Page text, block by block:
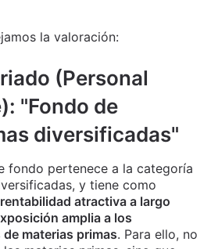
la valoración:
(Personal
"Fondo de
diversificadas"
fondo pertenece a la categoría
y tiene como
rentabilidad atractiva a largo
amplia a los
materias primas. Para ello, no